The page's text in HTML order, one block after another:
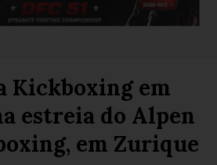
Kickboxing em
estreia do Alpen
em Zurique